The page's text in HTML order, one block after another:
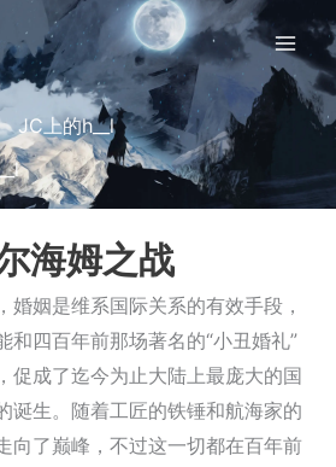
JC上的h__l
海姆之战
婚姻是维系国际关系的有效手段，
和四百年前那场著名的“小丑婚礼”
促成了迄今为止大陆上最庞大的国
生。随着工匠的铁锤和航海家的
向了巅峰，不过这一切都在百年前